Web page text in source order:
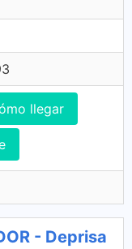
llegar
- Deprisa